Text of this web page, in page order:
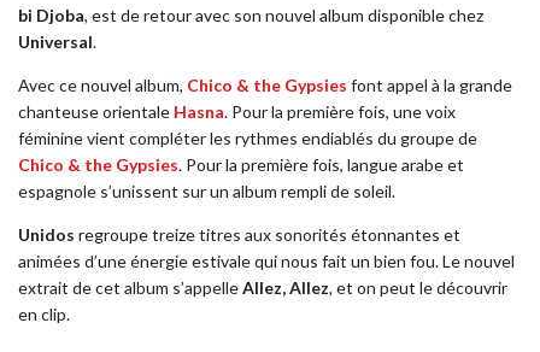
bi Djoba, est de retour avec son nouvel album disponible chez
Universal.
Avec ce nouvel album, Chico & the Gypsies font appel à la grande
chanteuse orientale Hasna. Pour la première fois, une voix
féminine vient compléter les rythmes endiablés du groupe de
Chico & the Gypsies. Pour la première fois, langue arabe et
espagnole s’unissent sur un album rempli de soleil.
Unidos regroupe treize titres aux sonorités étonnantes et
animées d’une énergie estivale qui nous fait un bien fou. Le nouvel
extrait de cet album s’appelleAllez, Allez, et on peut le découvrir
en clip.